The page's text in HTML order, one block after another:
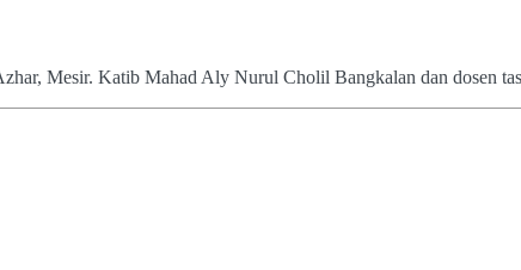
Mesir. Katib Mahad Aly Nurul Cholil Bangkalan dan dosen